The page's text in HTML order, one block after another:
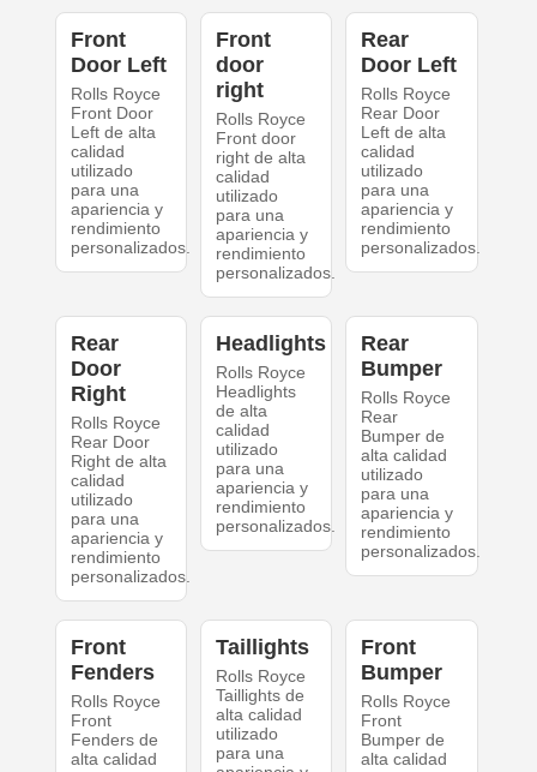
Front
Door Left
Rolls Royce
Front Door
Left de alta
calidad
utilizado
para una
apariencia y
rendimiento
personalizados.
Front
door
right
Rolls Royce
Front door
right de alta
calidad
utilizado
para una
apariencia y
rendimiento
personalizados.
Rear
Door Left
Rolls Royce
Rear Door
Left de alta
calidad
utilizado
para una
apariencia y
rendimiento
personalizados.
Rear
Door
Right
Rolls Royce
Rear Door
Right de alta
calidad
utilizado
para una
apariencia y
rendimiento
personalizados.
Headlights
Rolls Royce
Headlights
de alta
calidad
utilizado
para una
apariencia y
rendimiento
personalizados.
Rear
Bumper
Rolls Royce
Rear
Bumper de
alta calidad
utilizado
para una
apariencia y
rendimiento
personalizados.
Front
Fenders
Rolls Royce
Front
Fenders de
alta calidad
Taillights
Rolls Royce
Taillights de
alta calidad
utilizado
para una
Front
Bumper
Rolls Royce
Front
Bumper de
alta calidad